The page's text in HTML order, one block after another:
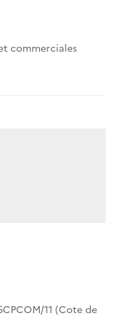
commerciales
11 (Cote de